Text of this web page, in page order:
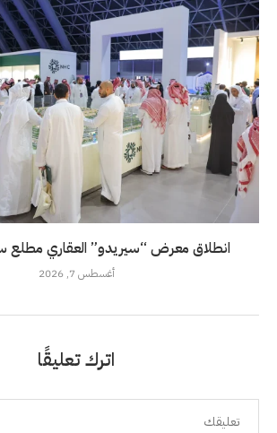
انطلاق معرض “سيريدو” العقاري مطلع
أغسطس 7, 2026
اترك تعليقًا